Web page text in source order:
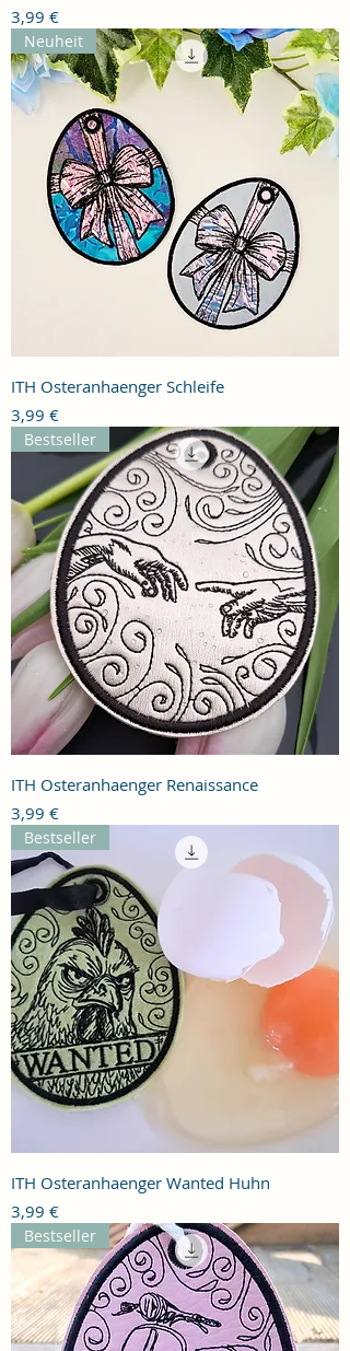
Preis
3,99 €
Neuheit
ITH Osteranhaenger Schleife
Preis
3,99 €
Bestseller
ITH Osteranhaenger Renaissance
Preis
3,99 €
Bestseller
ITH Osteranhaenger Wanted Huhn
Preis
3,99 €
Bestseller